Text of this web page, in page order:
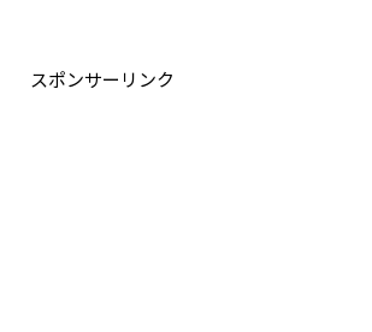
スポンサーリンク